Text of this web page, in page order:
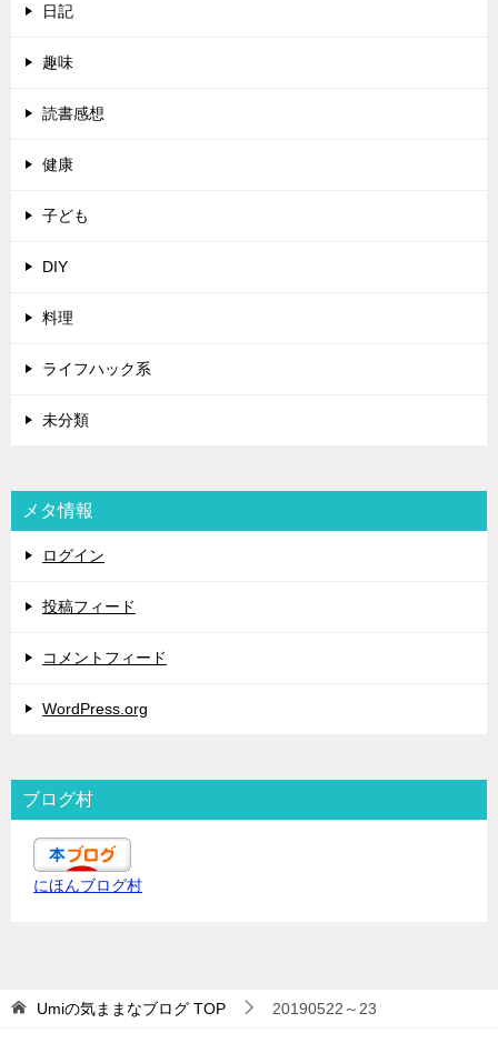
日記
趣味
読書感想
健康
子ども
DIY
料理
ライフハック系
未分類
メタ情報
ログイン
投稿フィード
コメントフィード
WordPress.org
ブログ村
にほんブログ村
Umiの気ままなブログ TOP 20190522～23